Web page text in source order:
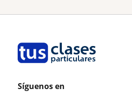
Síguenos en